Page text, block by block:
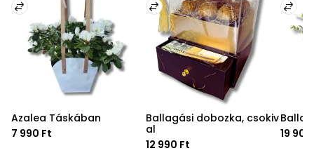
Azalea Táskában
7 990 Ft
Ballagási dobozka, csokiv
al
12 990 Ft
19